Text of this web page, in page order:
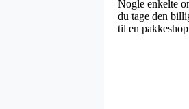
Nogle enkelte
du tage den
til en